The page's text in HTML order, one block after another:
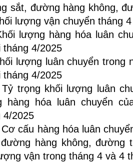
sắt, đường hàng không,
lượng vận chuyển tháng
lượng hàng hóa luân
4/2025
lượng luân chuyển trong
4/2025
trọng khối lượng luân
hàng hóa luân chuyển
4/2025
cấu hàng hóa luân
hàng không, đường
vận trong tháng 4 và 4